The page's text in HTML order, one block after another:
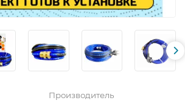
Производитель